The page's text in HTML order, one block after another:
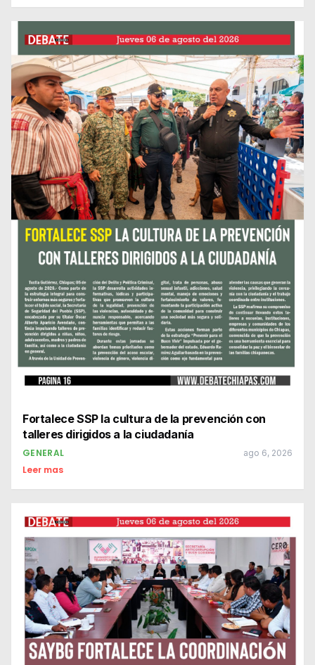
Fortalece SSP la cultura de la prevención con
talleres dirigidos a la ciudadanía
GENERAL ago 6, 2026
Leer mas